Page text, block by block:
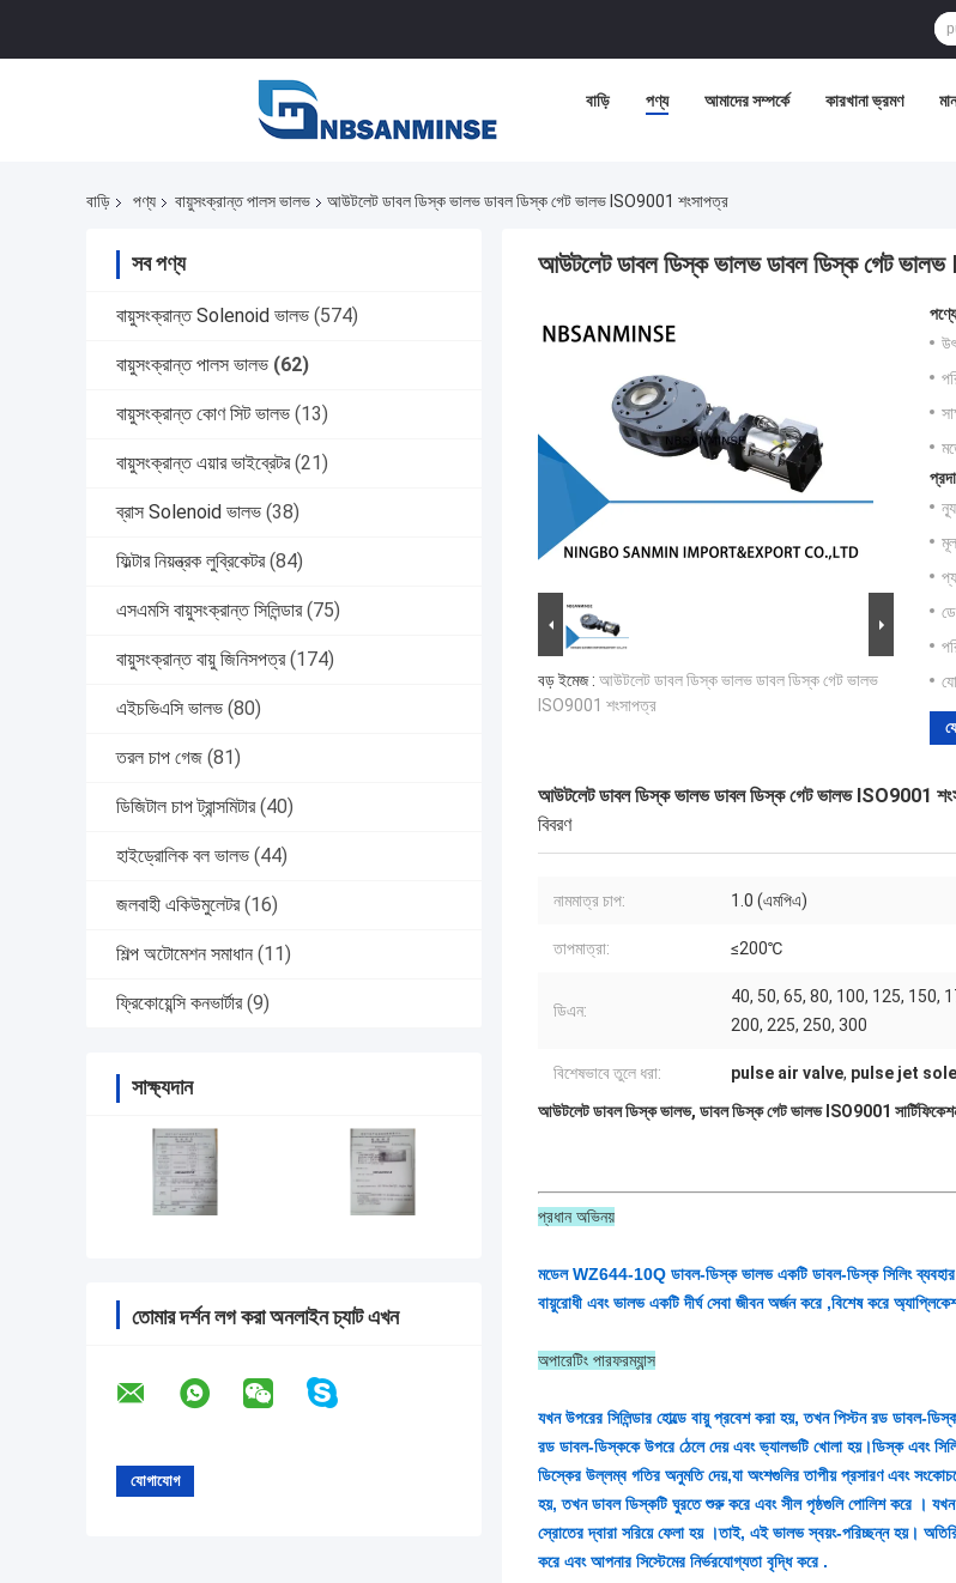
বাড়ি পণ্য আমাদের সম্পর্কে কারখানা ভ্রমণ
বাড়ি পণ্য বায়ুসংক্রান্ত পালস ভালভ আউটলেট ডাবল ডিস্ক ভালভ ডাবল ডিস্ক গেট ভালভ ISO9001 শংসাপত্র
সব পণ্য
বায়ুসংক্রান্ত Solenoid ভালভ (574)
বায়ুসংক্রান্ত পালস ভালভ (62)
বায়ুসংক্রান্ত কোণ সিট ভালভ (13)
বায়ুসংক্রান্ত এয়ার ভাইব্রেটর (21)
ব্রাস Solenoid ভালভ (38)
ফিল্টার নিয়ন্ত্রক লুব্রিকেটর (84)
এসএমসি বায়ুসংক্রান্ত সিলিন্ডার (75)
বায়ুসংক্রান্ত বায়ু জিনিসপত্র (174)
এইচভিএসি ভালভ (80)
তরল চাপ গেজ (81)
ডিজিটাল চাপ ট্রান্সমিটার (40)
হাইড্রোলিক বল ভালভ (44)
জলবাহী একিউমুলেটর (16)
শিল্প অটোমেশন সমাধান (11)
ফ্রিকোয়েন্সি কনভার্টার (9)
সাক্ষ্যদান
তোমার দর্শন লগ করা অনলাইন চ্যাট এখন
আউটলেট ডাবল ডিস্ক ভালভ ডাবল ডিস্ক গেট
বড় ইমেজ : আউটলেট ডাবল ডিস্ক ভালভ ডাবল ডিস্ক গেট ভালভ
ISO9001 শংসাপত্র
আউটলেট ডাবল ডিস্ক ভালভ ডাবল ডিস্ক গেট ভালভ ISO9001
বিবরণ
নামমাত্র চাপ: 1.0 (এমপিএ)
তাপমাত্রা: ≤200℃
ডিএন:
40, 50, 65, 80, 100, 125, 150,
200, 225, 250, 300
বিশেষভাবে তুলে ধরা: pulse air valve, pulse jet
আউটলেট ডাবল ডিস্ক ভালভ, ডাবল ডিস্ক গেট ভালভ ISO9001
প্রধান অভিনয়
মডেল WZ644-10Q ডাবল-ডিস্ক ভালভ একটি ডাবল-ডিস্ক সিলিং ব্যবহার
বায়ুরোধী এবং ভালভ একটি দীর্ঘ সেবা জীবন অর্জন করে ,বিশেষ করে
অপারেটিং পারফরম্যান্স
যখন উপরের সিলিন্ডার হোল্ডে বায়ু প্রবেশ করা হয়, তখন পিস্টন রড ডাবল-
রড ডাবল-ডিস্ককে উপরে ঠেলে দেয় এবং ভ্যালভটি খোলা হয়।ডিস্ক এবং
ডিস্কের উল্লম্ব গতির অনুমতি দেয়,যা অংশগুলির তাপীয় প্রসারণ এবং
হয়, তখন ডাবল ডিস্কটি ঘুরতে শুরু করে এবং সীল পৃষ্ঠগুলি পোলিশ করে । যখন
স্রোতের দ্বারা সরিয়ে ফেলা হয় ।তাই, এই ভালভ স্বয়ং-পরিচ্ছন্ন হয়।
করে এবং আপনার সিস্টেমের নির্ভরযোগ্যতা বৃদ্ধি করে .